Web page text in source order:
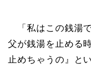
「私はこの銭湯
父が銭湯を止める
止めちゃうの』と